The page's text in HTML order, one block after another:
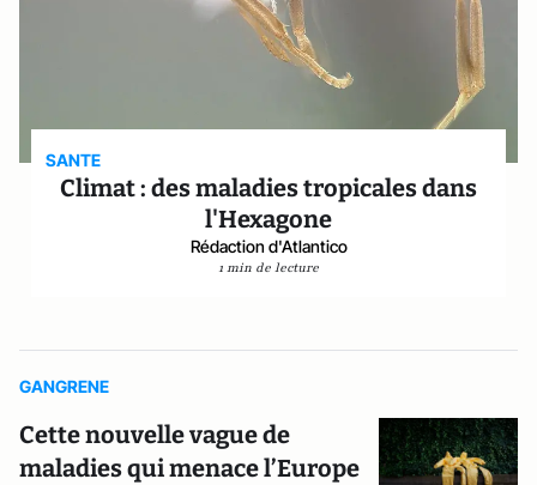
SANTE
Climat : des maladies tropicales dans
l'Hexagone
Rédaction d'Atlantico
1 min de lecture
GANGRENE
Cette nouvelle vague de
maladies qui menace l’Europe